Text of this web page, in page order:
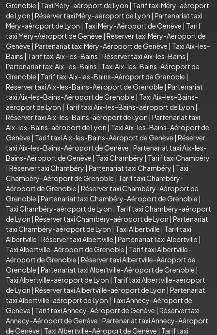
Grenoble | Taxi Méry-aéroport de Lyon | Tarif taxi Méry-aéroport
de Lyon | Réserver taxi Méry-aéroport de Lyon | Partenariat taxi
Méry-aéroport de Lyon | Taxi Méry-Aéroport de Genève | Tarif
taxi Méry-Aéroport de Genève | Réserver taxi Méry-Aéroport de
Genève | Partenariat taxi Méry-Aéroport de Genève | Taxi Aix-les-
Bains | Tarif taxi Aix-les-Bains | Réserver taxi Aix-les-Bains |
Partenariat taxi Aix-les-Bains | Taxi Aix-les-Bains-Aéroport de
Grenoble | Tarif taxi Aix-les-Bains-Aéroport de Grenoble |
Réserver taxi Aix-les-Bains-Aéroport de Grenoble | Partenariat
taxi Aix-les-Bains-Aéroport de Grenoble | Taxi Aix-les-Bains-
aéroport de Lyon | Tarif taxi Aix-les-Bains-aéroport de Lyon |
Réserver taxi Aix-les-Bains-aéroport de Lyon | Partenariat taxi
Aix-les-Bains-aéroport de Lyon | Taxi Aix-les-Bains-Aéroport de
Genève | Tarif taxi Aix-les-Bains-Aéroport de Genève | Réserver
taxi Aix-les-Bains-Aéroport de Genève | Partenariat taxi Aix-les-
Bains-Aéroport de Genève | Taxi Chambéry | Tarif taxi Chambéry
| Réserver taxi Chambéry | Partenariat taxi Chambéry | Taxi
Chambéry-Aéroport de Grenoble | Tarif taxi Chambéry-
Aéroport de Grenoble | Réserver taxi Chambéry-Aéroport de
Grenoble | Partenariat taxi Chambéry-Aéroport de Grenoble |
Taxi Chambéry-aéroport de Lyon | Tarif taxi Chambéry-aéroport
de Lyon | Réserver taxi Chambéry-aéroport de Lyon | Partenariat
taxi Chambéry-aéroport de Lyon | Taxi Albertville | Tarif taxi
Albertville | Réserver taxi Albertville | Partenariat taxi Albertville |
Taxi Albertville-Aéroport de Grenoble | Tarif taxi Albertville-
Aéroport de Grenoble | Réserver taxi Albertville-Aéroport de
Grenoble | Partenariat taxi Albertville-Aéroport de Grenoble |
Taxi Albertville-aéroport de Lyon | Tarif taxi Albertville-aéroport
de Lyon | Réserver taxi Albertville-aéroport de Lyon | Partenariat
taxi Albertville-aéroport de Lyon | Taxi Annecy-Aéroport de
Genève | Tarif taxi Annecy-Aéroport de Genève | Réserver taxi
Annecy-Aéroport de Genève | Partenariat taxi Annecy-Aéroport
de Genève | Taxi Albertville-Aéroport de Genève | Tarif taxi